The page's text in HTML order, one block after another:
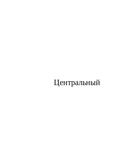
Центральный